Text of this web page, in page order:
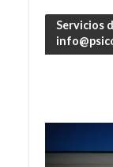
Servicios